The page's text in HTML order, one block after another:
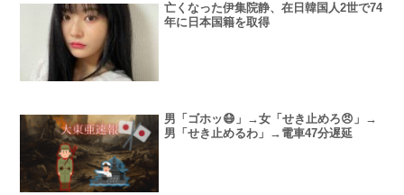
亡くなった伊集院静、在日韓国人2世で74
年に日本国籍を取得
男「ゴホッ😷」→女「せき止めろ😠」→
男「せき止めるわ」→電車47分遅延